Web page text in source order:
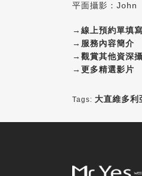
平面攝影：John
→ 線上預約單填寫
→ 服務內容簡介
→ 觀賞其他資深
→ 更多精選影片
Tags: 大直維多利